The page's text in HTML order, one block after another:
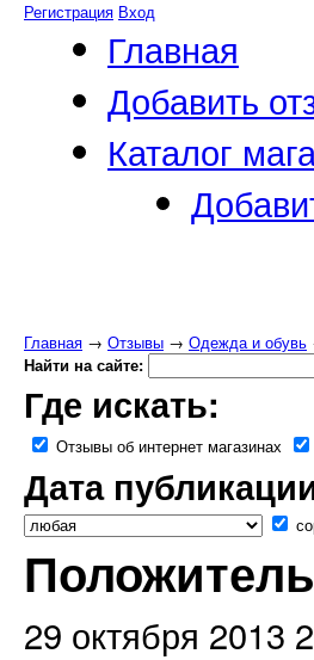
Регистрация Вход
Главная
Добавить
Каталог
Главная → Отзывы → Одежда и обувь
Найти на сайте:
Где искать:
Отзывы об интернет магазинах
Дата
29 октября 2013